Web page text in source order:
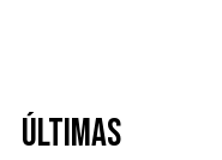
Últimas